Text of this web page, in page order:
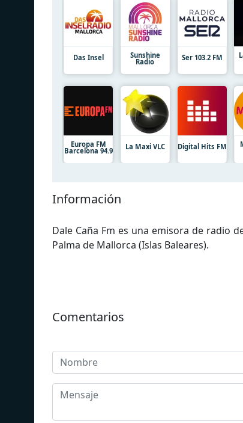
Das Insel Sunshine
Radio Ser 103.2 FM
Europa FM
Barcelona 94.9 La Maxi VLC Digital Hits FM
Información
Dale Caña Fm es una emisora ​​de radio
Palma de Mallorca (Islas Baleares).
Comentarios